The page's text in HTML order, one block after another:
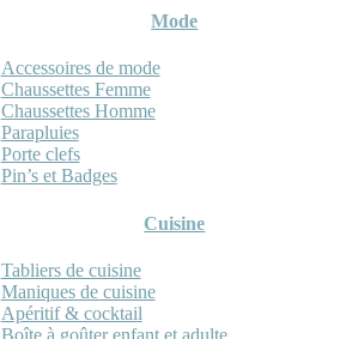
Mode
Accessoires de mode
Chaussettes Femme
Chaussettes Homme
Parapluies
Porte clefs
Pin’s et Badges
Cuisine
Tabliers de cuisine
Maniques de cuisine
Apéritif & cocktail
Boîte à goûter enfant et adulte